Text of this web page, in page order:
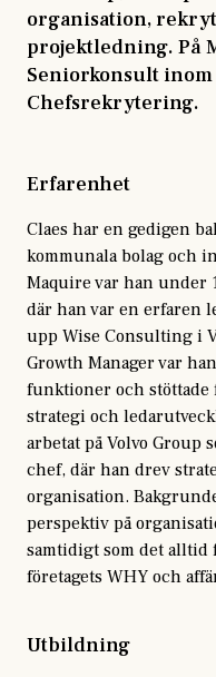
organisation,
projektledning. På
Seniorkonsult inom
Chefsrekrytering.
Erfarenhet
Claes har en gedigen
kommunala bolag och
Maquire var han under
där han var en erfaren
upp Wise Consulting i
Growth Manager var
funktioner och stöttade
strategi och
arbetat på Volvo Group
chef, där han drev
organisation.
perspektiv på
samtidigt som det
företagets WHY och
Utbildning